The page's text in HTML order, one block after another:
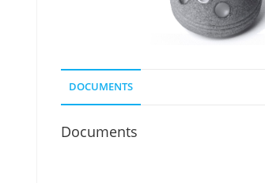
DOCUMENTS
Documents